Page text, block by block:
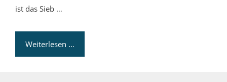
ist das Sieb …
Weiterlesen …